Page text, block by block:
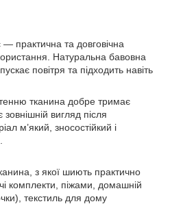
практична та довговічна
Натуральна бавовна
повітря та підходить навіть
тканина добре тримає
вигляд після
м’який, зносостійкий і
з якої шиють практично
комплекти, піжами, домашній
текстиль для дому